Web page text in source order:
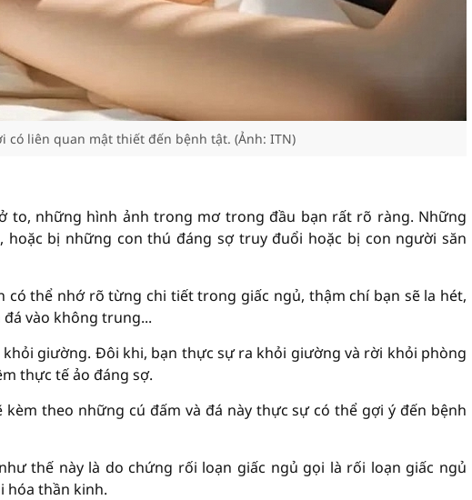
có liên quan mật thiết đến bệnh tật. (Ảnh: ITN)
to, những hình ảnh trong mơ trong đầu bạn rất rõ ràng. Những
hoặc bị những con thú đáng sợ truy đuổi hoặc bị con người săn
có thể nhớ rõ từng chi tiết trong giấc ngủ, thậm chí bạn sẽ la hét,
đá vào không trung...
giường. Đôi khi, bạn thực sự ra khỏi giường và rời khỏi phòng
thực tế ảo đáng sợ.
theo những cú đấm và đá này thực sự có thể gợi ý đến bệnh
thế này là do chứng rối loạn giấc ngủ gọi là rối loạn giấc ngủ
hóa thần kinh.